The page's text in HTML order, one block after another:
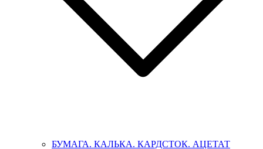
БУМАГА. КАЛЬКА. КАРДСТОК. АЦЕТАТ